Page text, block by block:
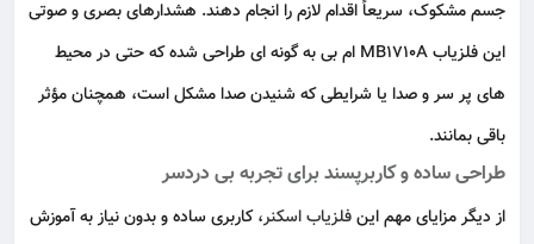
جسم مشکوک، سریعاً اقدام لازم را انجام دهند. هشدارهای بصری و صوتی
این فلزیاب MB1710A ام بی به گونه‌ ای طراحی شده که حتی در محیط‌
های پر سر و صدا یا شرایطی که شنیدن صدا مشکل است، همچنان مؤثر
باقی بمانند.
طراحی ساده و کاربرپسند برای تجربه بی‌ دردسر
از دیگر مزایای مهم اینفلزیاب اسکنر، کاربری ساده و بدون نیاز به آموزش‌